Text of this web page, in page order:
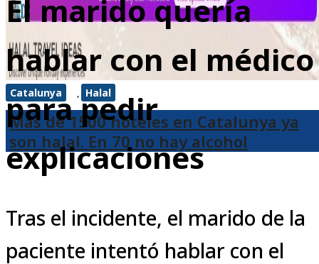
Catalunya , Halal
Más de 1500 hoteles en Catalunya ya
son halal. En 70 no hay alcohol
El marido quería
hablar con el médico
para pedir
explicaciones
Tras el incidente, el marido de la
paciente intentó hablar con el